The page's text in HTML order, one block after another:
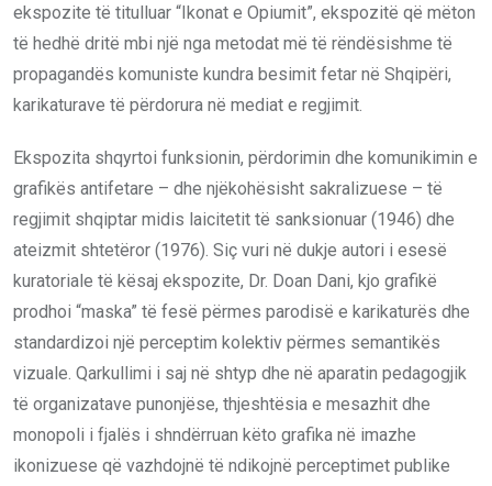
ekspozite të titulluar “Ikonat e Opiumit”, ekspozitë që mëton
të hedhë dritë mbi një nga metodat më të rëndësishme të
propagandës komuniste kundra besimit fetar në Shqipëri,
karikaturave të përdorura në mediat e regjimit.
Ekspozita shqyrtoi funksionin, përdorimin dhe komunikimin e
grafikës antifetare – dhe njëkohësisht sakralizuese – të
regjimit shqiptar midis laicitetit të sanksionuar (1946) dhe
ateizmit shtetëror (1976). Siç vuri në dukje autori i esesë
kuratoriale të kësaj ekspozite, Dr. Doan Dani, kjo grafikë
prodhoi “maska” të fesë përmes parodisë e karikaturës dhe
standardizoi një perceptim kolektiv përmes semantikës
vizuale. Qarkullimi i saj në shtyp dhe në aparatin pedagogjik
të organizatave punonjëse, thjeshtësia e mesazhit dhe
monopoli i fjalës i shndërruan këto grafika në imazhe
ikonizuese që vazhdojnë të ndikojnë perceptimet publike